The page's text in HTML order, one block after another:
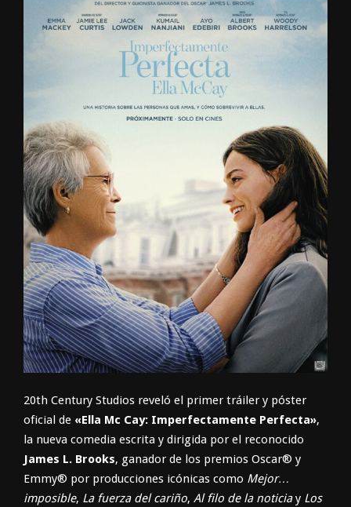
20th Century Studios reveló el primer tráiler y póster
oficial de «Ella Mc Cay: Imperfectamente Perfecta»,
la nueva comedia escrita y dirigida por el reconocido
James L. Brooks, ganador de los premios Oscar® y
Emmy® por producciones icónicas como Mejor…
imposible, La fuerza del cariño, Al filo de la noticiay Los